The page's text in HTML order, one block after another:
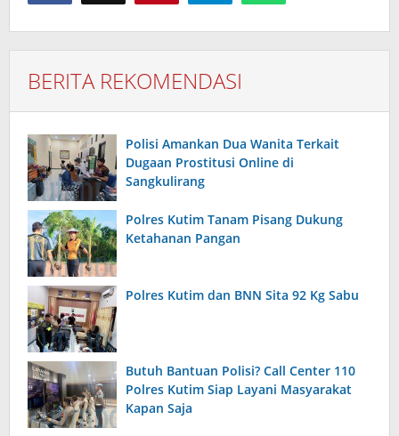
BERITA REKOMENDASI
Polisi Amankan Dua Wanita Terkait
Dugaan Prostitusi Online di
Sangkulirang
Polres Kutim Tanam Pisang Dukung
Ketahanan Pangan
Polres Kutim dan BNN Sita 92 Kg Sabu
Butuh Bantuan Polisi? Call Center 110
Polres Kutim Siap Layani Masyarakat
Kapan Saja